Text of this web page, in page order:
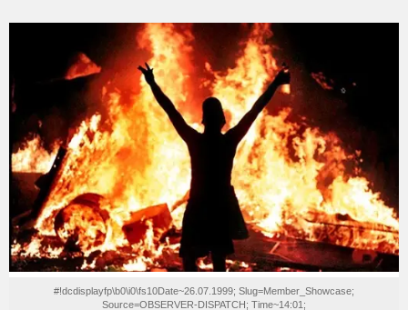
#!dcdisplayfp\b0\i0\fs10Date~26.07.1999; Slug=Member_Showcase;
Source=OBSERVER-DISPATCH; Time~14:01;